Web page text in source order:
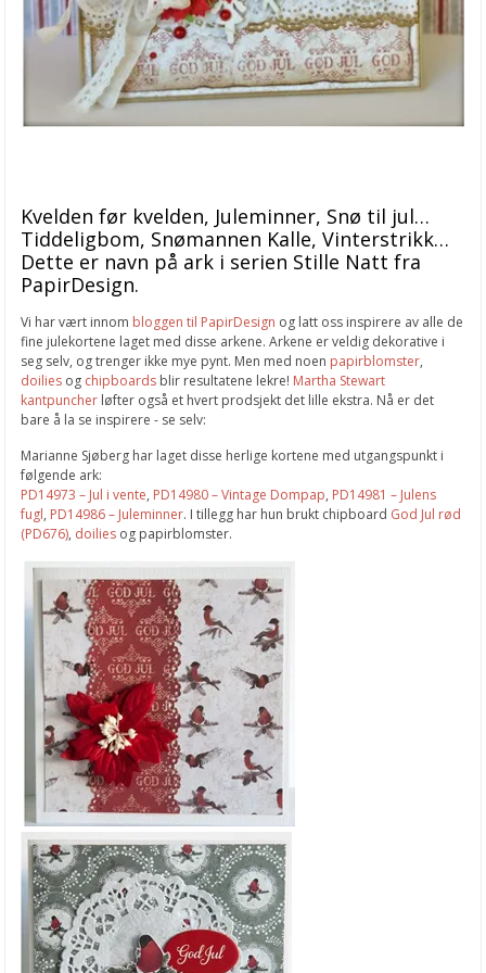
Kvelden før kvelden, Juleminner, Snø til jul…
Tiddeligbom, Snømannen Kalle, Vinterstrikk…
Dette er navn på ark i serien Stille Natt fra
PapirDesign.
Vi har vært innom bloggen til PapirDesign og latt oss inspirere av alle de
fine julekortene laget med disse arkene. Arkene er veldig dekorative i
seg selv, og trenger ikke mye pynt. Men med noen papirblomster,
doilies og chipboards blir resultatene lekre! Martha Stewart
kantpuncher løfter også et hvert prodsjekt det lille ekstra. Nå er det
bare å la se inspirere - se selv:
Marianne Sjøberg har laget disse herlige kortene med utgangspunkt i
følgende ark:
PD14973 – Jul i vente, PD14980 – Vintage Dompap, PD14981 – Julens
fugl, PD14986 – Juleminner. I tillegg har hun brukt chipboard God Jul rød
(PD676), doilies og papirblomster.